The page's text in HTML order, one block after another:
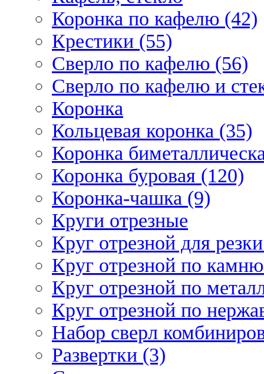
Коронка по кафелю (42)
Крестики (55)
Сверло по кафелю (56)
Сверло по кафелю и
Коронка
Кольцевая коронка (35)
Коронка
Коронка буровая (120)
Коронка-чашка (9)
Круги отрезные
Круг отрезной для
Круг отрезной по
Круг отрезной по
Круг отрезной по
Набор сверл
Развертки (3)